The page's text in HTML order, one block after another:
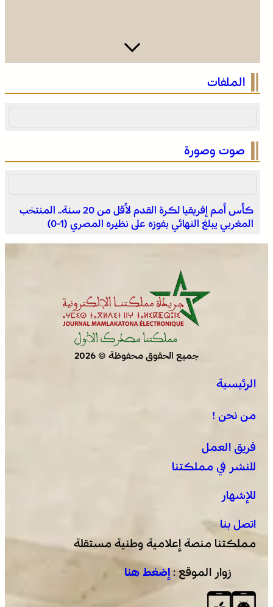
الصحراء المغربية .. كولومبيا تعلن تغييرا في موقفها وتعترف
بسيادة المغرب على صحرائه
بولمان تفتتح الدورة الثانية لمهرجان الزعفران والنباتات الطبية
العرائش .. فتح بحث قضائي إثر تصريحات واتهامات زائفة
الملفات
صوت وصورة
كأس أمم إفريقيا لكرة القدم لأقل من 20 سنة.. المنتخب
المغربي يبلغ النهائي بفوزه على نظيره المصري (1-0)
جميع الحقوق محفوظة © 2026
الرئيسية
من نحن !
فريق العمل
للنشر في مملكتنا
للإشهار
اتصل بنا
مملكتنا منصة إعلامية وطنية مستقلة
زوار الموقع : إضغط هنا